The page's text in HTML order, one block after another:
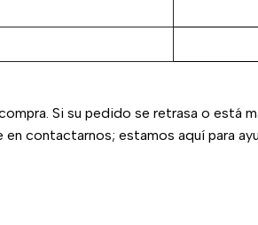
Si su pedido se retrasa o
contactarnos; estamos aquí para